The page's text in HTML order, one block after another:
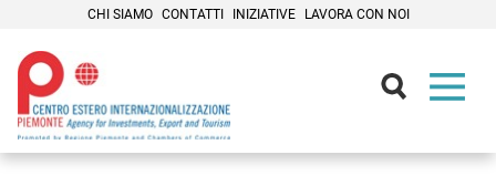
CHI SIAMO CONTATTI INIZIATIVE LAVORA CON NOI